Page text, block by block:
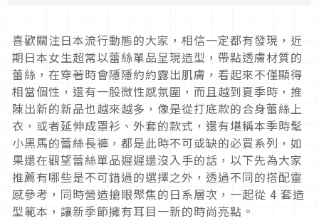
喜歡關注日本流行動態的大家，相信一定都有發現，近
期日本女生超常以蕾絲單品呈現造型，帶點透膚材質的
蕾絲，在穿著時會隱隱約約露出肌膚，看起來不僅顯得
相當個性，還有一股微性感氛圍，而且越到夏季時，推
陳出新的新品也越來越多，像是從打底款的合身蕾絲上
衣，或者延伸成罩衫、外套的款式，還有堪稱本季時髦
小黑馬的蕾絲長褲，都是此時不可或缺的必買系列，如
果還在觀望蕾絲單品遲遲還沒入手的話，以下先為大家
推薦有哪些是不可錯過的選擇之外，透過不同的搭配靈
感參考，同時營造搶眼聚焦的日系層次，一起從 4 套造
型範本，讓新季節擁有耳目一新的時尚亮點。